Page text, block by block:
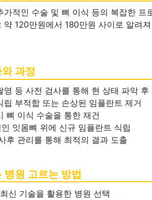
적인 수술 및 뼈 이식 등의 복잡한 프
약 120만원에서 180만원 사이로 알려
과정
등 사전 검사를 통해 현 상태 파악 후
부적합 또는 손상된 임플란트 제거
뼈 이식 수술을 통한 재건
잇몸뼈 위에 신규 임플란트 식립
후 관리를 통해 최적의 결과 도출
원 고르는 방법
신 기술을 활용한 병원 선택